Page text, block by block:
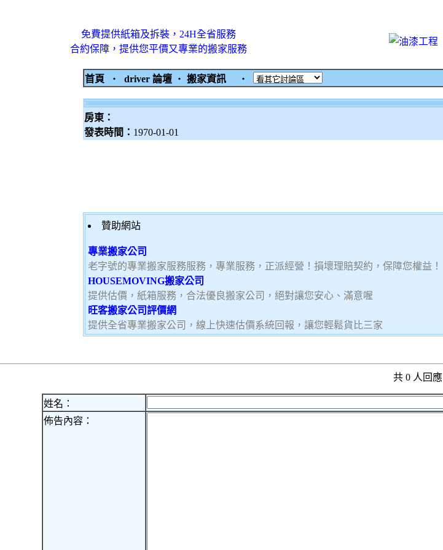
免費提供紙箱及拆裝，24H全省服務
合約保障，提供您平價又專業的搬家服務
首頁 ‧ driver 論壇 ‧ 搬家資訊 ‧
房東：
發表時間： 1970-01-01
贊助網站
專業搬家公司
老字號的專業搬家服務服務，專業服務，正派經營！損壞理賠契約，保障您權益！
HOUSEMOVING搬家公司
提供估價，紙箱服務，合法優良搬家公司，絕對讓您安心、滿意喔
旺客搬家公司評價網
提供全省專業搬家公司，線上快速估價系統回報，讓您輕鬆貨比三家
共 0 人回應
姓名：
佈告內容：